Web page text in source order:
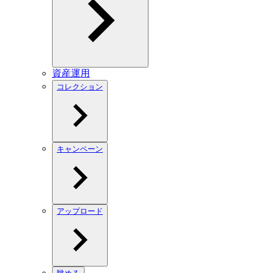
資産運用
コレクション
キャンペーン
アップロード